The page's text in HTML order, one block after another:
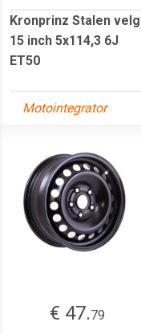
Kronprinz Stalen velg
15 inch 5x114,3 6J
ET50
Motointegrator
€ 47.79